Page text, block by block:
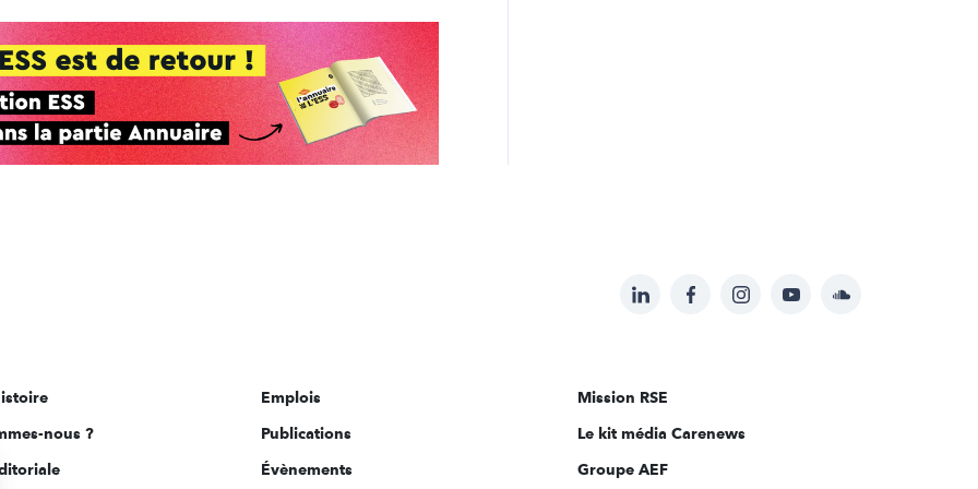
Suivez-
sur:
LinkedInFacebookInstagramYouTubeSoundcloud
nous ?
Emplois
Publications
Évènements
Mission RSE
Le kit média Carenews
Groupe AEF